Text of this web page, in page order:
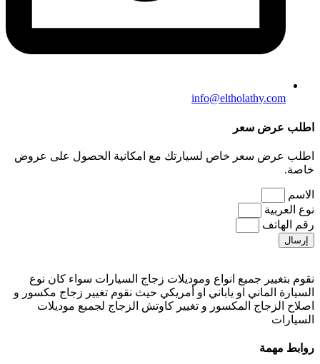
info@eltholathy.com
اطلب عرض سعر
اطلب عرض سعر خاص لسيارتك مع امكانية الحصول على عروض
خاصة.
الاسم
نوع العربية
رقم الهاتف
إرسال
نقوم بتغيير جميع انواع وموديلات زجاج السيارات سواء كان نوع
السيارة الماني او ياباني او أمريكي حيث نقوم تغيير زجاج مكسور و
اصلاح الزجاج المكسور و تغيير كاوتش الزجاج لجميع موديلات
السيارات
روابط مهمة